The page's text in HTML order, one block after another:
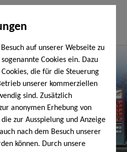
auf unserer Webseite zu
Cookies ein. Dazu
die für die Steuerung
unserer kommerziellen
sind. Zusätzlich
anonymen Erhebung von
zur Ausspielung und Anzeige
nach dem Besuch unserer
können. Durch unsere